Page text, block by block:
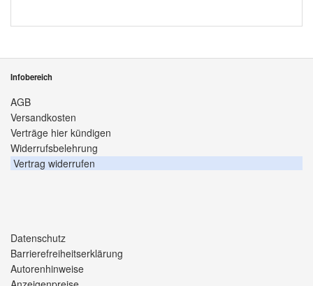
Infobereich
AGB
Versandkosten
Verträge hier kündigen
Widerrufsbelehrung
Vertrag widerrufen
Datenschutz
Barrierefreiheitserklärung
Autorenhinweise